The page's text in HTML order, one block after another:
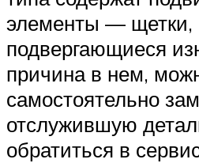
элементы — щетки,
подвергающиеся
причина в нем,
самостоятельно
отслужившую
обратиться в